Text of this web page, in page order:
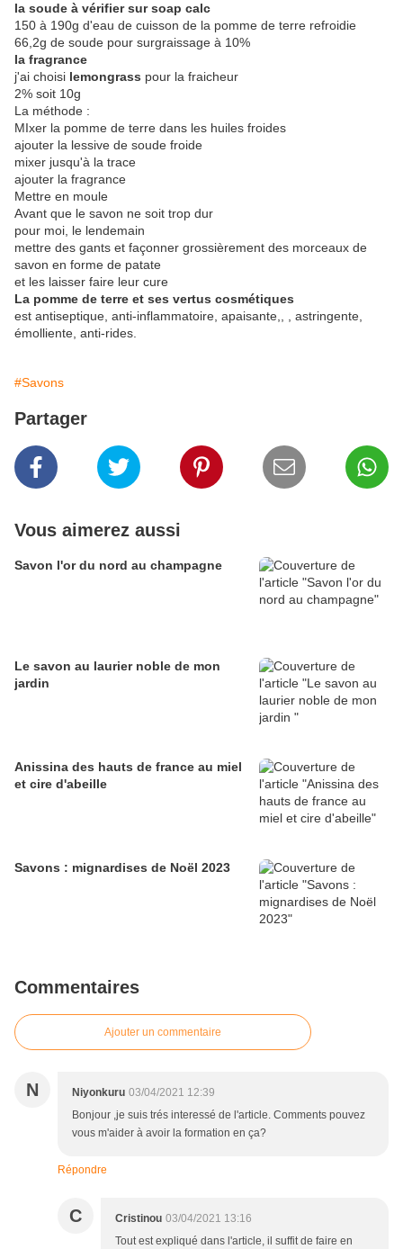
la soude à vérifier sur soap calc
150 à 190g d'eau de cuisson de la pomme de terre refroidie
66,2g de soude pour surgraissage à 10%
la fragrance
j'ai choisi lemongrass pour la fraicheur
2% soit 10g
La méthode :
MIxer la pomme de terre dans les huiles froides
ajouter la lessive de soude froide
mixer jusqu'à la trace
ajouter la fragrance
Mettre en moule
Avant que le savon ne soit trop dur
pour moi, le lendemain
mettre des gants et façonner grossièrement des morceaux de
savon en forme de patate
et les laisser faire leur cure
La pomme de terre et ses vertus cosmétiques
est antiseptique, anti-inflammatoire, apaisante,, , astringente,
émolliente, anti-rides.
#Savons
Partager
Vous aimerez aussi
Savon l'or du nord au champagne
Le savon au laurier noble de mon
jardin
Anissina des hauts de france au miel
et cire d'abeille
Savons : mignardises de Noël 2023
Commentaires
Ajouter un commentaire
N Niyonkuru 03/04/2021 12:39
Bonjour ,je suis trés interessé de l'article. Comments pouvez
vous m'aider à avoir la formation en ça?
Répondre
C Cristinou 03/04/2021 13:16
Tout est expliqué dans l'article, il suffit de faire en